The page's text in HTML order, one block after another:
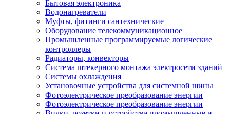
Бытовая электроника
Водонагреватели
Муфты, фитинги сантехнические
Оборудование телекоммуникационное
Промышленные программируемые логические
контроллеры
Радиаторы, конвекторы
Система штекерного монтажа электросети зданий
Системы охлаждения
Установочные устройства для системной шины
Фотоэлектрическое преобразование энергии
Фотоэлектрическое преобразование энергии